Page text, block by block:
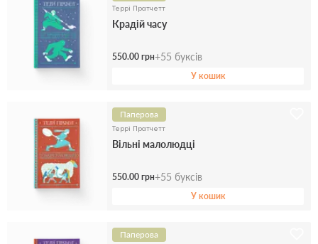
Террі Пратчетт
Крадій часу
550.00 грн+55 буксів
У кошик
Паперова
Террі Пратчетт
Вільні малолюдці
550.00 грн+55 буксів
У кошик
Паперова